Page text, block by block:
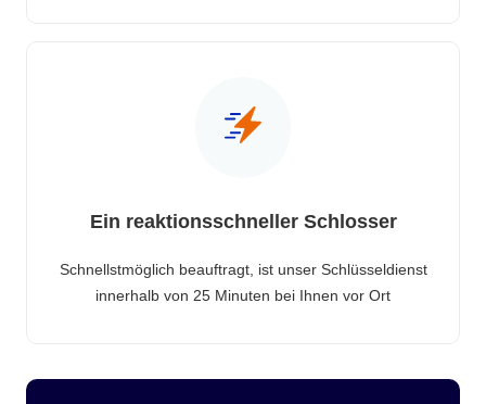
Ein reaktionsschneller Schlosser
Schnellstmöglich beauftragt, ist unser Schlüsseldienst
innerhalb von 25 Minuten bei Ihnen vor Ort